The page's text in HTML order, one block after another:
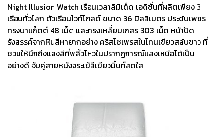
Night Illusion Watch เรือนเวลาลิมิเต็ด เอดิชั่นที่ผลิตเพียง 3
เรือนทั่วโลก ตัวเรือนไวท์โกลด์ ขนาด 36 มิลลิเมตร ประดับเพชร
ทรงบาแก็ตต์ 48 เม็ด และทรงเหลี่ยมเกสร 303 เม็ด หน้าปัด
รังสรรค์จากหินสีหายากอย่าง คริสโซเพรสในโทนเขียวสลับขาว ที่
ชวนให้นึกถึงแสงสีที่พลิ้วไหวในปรากฏการณ์แสงเหนือได้เป็น
อย่างดี จับคู่สายหนังจระเข้สีเขียวมิ้นท์สดใส